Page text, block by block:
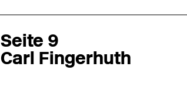
Seite 9
Carl Fingerhuth